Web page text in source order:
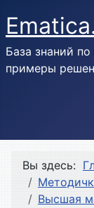
База знаний
примеры
Вы здесь:
Высшая